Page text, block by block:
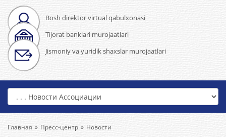
Bosh direktor virtual qabulxonasi
Tijorat banklari murojaatlari
Jismoniy va yuridik shaxslar murojaatlari
Главная Пресс-центр Новости